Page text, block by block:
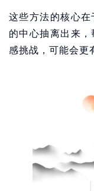
这些方法的核心
的中心抽离出来
感挑战，可能会更